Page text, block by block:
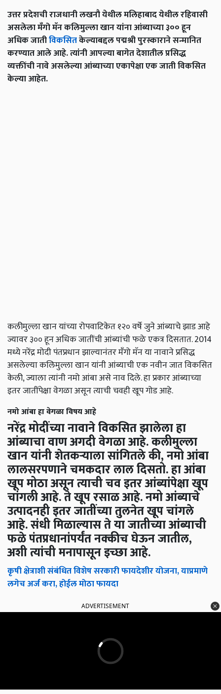
उत्तर प्रदेशची राजधानी लखनौ येथील मलिहाबाद येथील रहिवासी
असलेला मँगो मॅन कलिमुल्ला खान यांना आंब्याच्या ३०० हून
अधिक जातीविकसितकेल्याबद्दल पद्मश्री पुरस्काराने सन्मानित
करण्यात आले आहे. त्यांनी आपल्या बागेत देशातील प्रसिद्ध
व्यक्तींची नावे असलेल्या आंब्याच्या एकापेक्षा एक जाती विकसित
केल्या आहेत.
कलीमुल्ला खान यांच्या रोपवाटिकेत १२० वर्षे जुने आंब्याचे झाड आहे
ज्यावर ३०० हून अधिक जातींची आंब्यांची फळे एकत्र दिसतात. 2014
मध्ये नरेंद्र मोदी पंतप्रधान झाल्यानंतर मँगो मॅन या नावाने प्रसिद्ध
असलेल्या कलिमुल्ला खान यांनी आंब्याची एक नवीन जात विकसित
केली, ज्याला त्यांनी नमो आंबा असे नाव दिले. हा प्रकार आंब्याच्या
इतर जातींपेक्षा वेगळा असून त्याची चवही खूप गोड आहे.
नमो आंबा हा वेगळा विषय आहे
नरेंद्र मोदींच्या नावाने विकसित झालेला हा
आंब्याचा वाण अगदी वेगळा आहे. कलीमुल्ला
खान यांनी शेतकऱ्याला सांगितले की, नमो आंबा
लालसरपणाने चमकदार लाल दिसतो. हा आंबा
खूप मोठा असून त्याची चव इतर आंब्यांपेक्षा खूप
चांगली आहे. ते खूप रसाळ आहे. नमो आंब्याचे
उत्पादनही इतर जातींच्या तुलनेत खूप चांगले
आहे. संधी मिळाल्यास ते या जातीच्या आंब्याची
फळे पंतप्रधानांपर्यंत नक्कीच घेऊन जातील,
अशी त्यांची मनापासून इच्छा आहे.
कृषी क्षेत्राशी संबंधित विशेष सरकारी फायदेशीर योजना, याप्रमाणे
लगेच अर्ज करा, होईल मोठा फायदा
ADVERTISEMENT